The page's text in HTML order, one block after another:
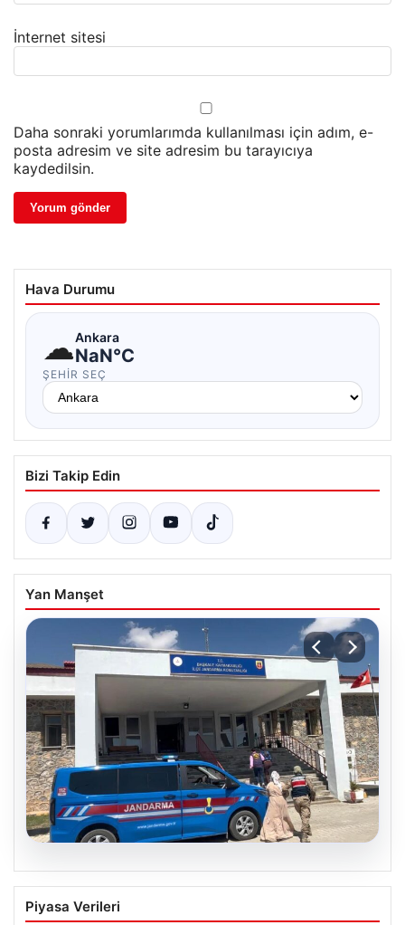
İnternet sitesi
Daha sonraki yorumlarımda kullanılması için adım, e-
posta adresim ve site adresim bu tarayıcıya
kaydedilsin.
Hava Durumu
☁Ankara
NaN°C
ŞEHIR SEÇ
Bizi Takip Edin
Yan Manşet
08.08.2026
Başka Bir Gözle: Damlanur’un
Ölümündeki Gerçekler Gün Yüzüne
Piyasa Verileri